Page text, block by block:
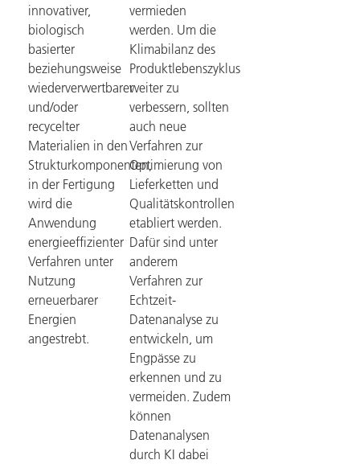
innovativer,
biologisch
basierter
beziehungsweise
wiederverwertbarer
und/oder
recycelter
Materialien in den
Strukturkomponenten,
in der Fertigung
wird die
Anwendung
energieeffizienter
Verfahren unter
Nutzung
erneuerbarer
Energien
angestrebt.
vermieden
werden. Um die
Klimabilanz des
Produktlebenszyklus
weiter zu
verbessern, sollten
auch neue
Verfahren zur
Optimierung von
Lieferketten und
Qualitätskontrollen
etabliert werden.
Dafür sind unter
anderem
Verfahren zur
Echtzeit-
Datenanalyse zu
entwickeln, um
Engpässe zu
erkennen und zu
vermeiden. Zudem
können
Datenanalysen
durch KI dabei